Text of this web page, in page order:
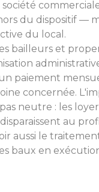
du dispositif —
du local.
bailleurs et
paiement
concernée.
neutre : les
au
aussi le
baux en